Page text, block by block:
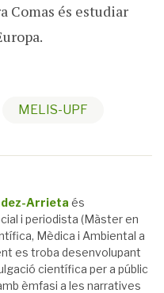
Comas és estudiar
MELIS-UPF
Arrieta és
i periodista (Màster en
Mèdica i Ambiental a
es troba desenvolupant
científica per a públic
èmfasi a les narratives